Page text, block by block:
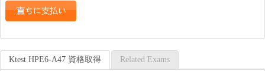
Ktest HPE6-A47 資格取得 Related Exams